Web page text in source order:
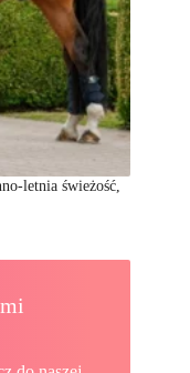
letnia świeżość,